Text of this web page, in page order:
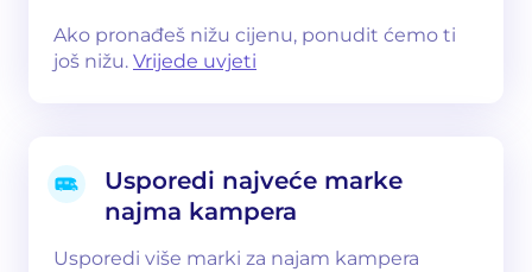
Ako pronađeš nižu cijenu, ponudit ćemo ti
još nižu. Vrijede uvjeti
Usporedi najveće marke
najma kampera
Usporedi više marki za najam kampera